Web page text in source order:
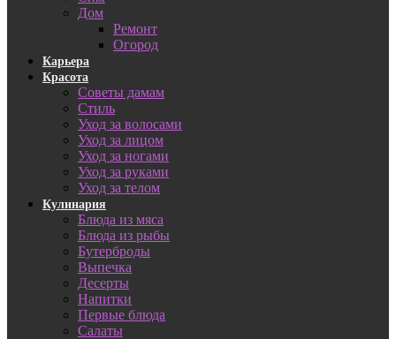
Дом
Ремонт
Огород
Карьера
Красота
Советы дамам
Стиль
Уход за волосами
Уход за лицом
Уход за ногами
Уход за руками
Уход за телом
Кулинария
Блюда из мяса
Блюда из рыбы
Бутерброды
Выпечка
Десерты
Напитки
Первые блюда
Салаты